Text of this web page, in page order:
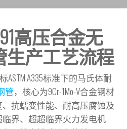
高压合金无
生产工艺流程
ASTM A335标准下的马氏体耐
管，核心为9Cr-1Mo-V合金钢材
抗蠕变性能、耐高压腐蚀及
界、超超临界火力发电机